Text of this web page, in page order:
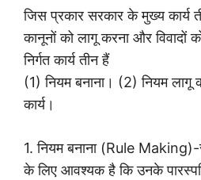
जिस प्रकार सरकार के मुख्य कार्य
कानूनों को लागू करना और विवादों
निर्गत कार्य तीन हैं
(1) नियम बनाना। (2) नियम लागू
कार्य।
1. नियम बनाना (Rule
के लिए आवश्यक है कि उनके